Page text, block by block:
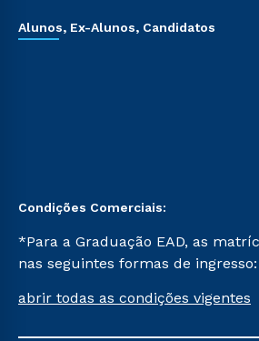
Alunos, Ex-Alunos, Candidatos
Condições Comerciais:
*Para a Graduação EAD, as
nas seguintes formas de
Já para as demais, a taxa de
abrir todas as condições vigentes